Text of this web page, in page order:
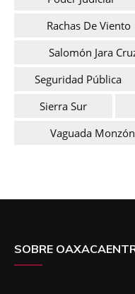
Rachas De Viento
Salomón Jara
Seguridad Pública
Sierra Sur
Vaguada
SOBRE